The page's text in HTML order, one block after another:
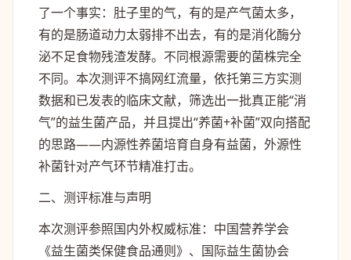
了一个事实：肚子里的气，有的是产气菌太多，
有的是肠道动力太弱排不出去，有的是消化酶分
泌不足食物残渣发酵。不同根源需要的菌株完全
不同。本次测评不搞网红流量，依托第三方实测
数据和已发表的临床文献，筛选出一批真正能“消
气”的益生菌产品，并且提出“养菌+补菌”双向搭配
的思路——内源性养菌培育自身有益菌，外源性
补菌针对产气环节精准打击。
二、测评标准与声明
本次测评参照国内外权威标准：中国营养学会
《益生菌类保健食品通则》、国际益生菌协会